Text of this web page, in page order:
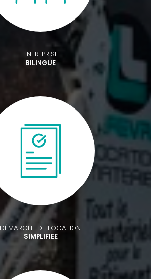
ENTREPRISE
BILINGUE
DÉMARCHE DE LOCATION
SIMPLIFIÉE